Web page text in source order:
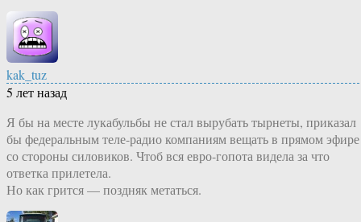
kak_tuz
5 лет назад
Я бы на месте лукабульбы не стал вырубать тырнеты, приказал
бы федеральным теле-радио компаниям вещать в прямом эфире
со стороны силовиков. Чтоб вся евро-гопота видела за что
ответка прилетела.
Но как грится — поздняк метаться.